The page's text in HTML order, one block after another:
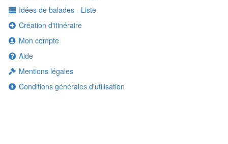
Idées de balades - Liste
Création d'itinéraire
Mon compte
Aide
Mentions légales
Conditions générales d'utilisation